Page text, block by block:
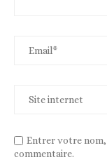
Entrer votre
commentaire.